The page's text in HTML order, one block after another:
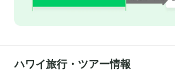
ハワイ旅行・ツアー情報